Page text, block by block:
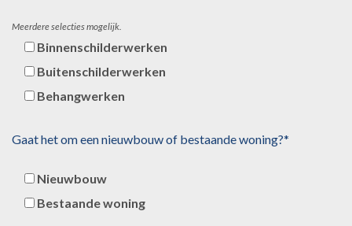
Meerdere selecties mogelijk.
Binnenschilderwerken
Buitenschilderwerken
Behangwerken
Gaat het om een nieuwbouw of bestaande woning?*
Nieuwbouw
Bestaande woning